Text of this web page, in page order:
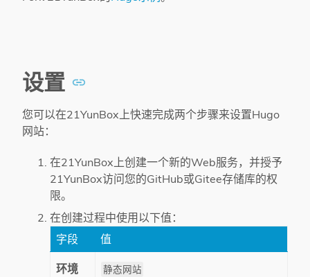
设置
您可以在21YunBox上快速完成两个步骤来设置Hugo
网站：
在21YunBox上创建一个新的Web服务，并授予
21YunBox访问您的GitHub或Gitee存储库的权
限。
在创建过程中使用以下值：
字段
值
环境 静态网站